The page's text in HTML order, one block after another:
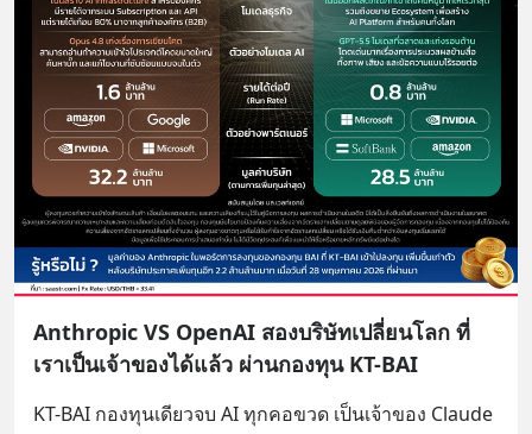
Anthropic VS OpenAI สองบริษัทเปลี่ยนโลก ที่
เราเป็นเจ้าของได้แล้ว ผ่านกองทุน KT-BAI
KT-BAI กองทุนเดียวจบ AI ทุกคอขวด เป็นเจ้าของ Claude